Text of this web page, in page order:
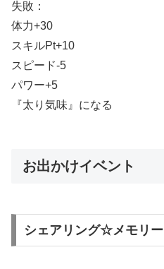
失敗：
体力+30
スキルPt+10
スピード-5
パワー+5
『太り気味』になる
お出かけイベント
シェアリング☆メモリー